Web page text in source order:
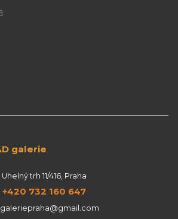
Uhelný trh 11/416, Praha
+420 732 160 647